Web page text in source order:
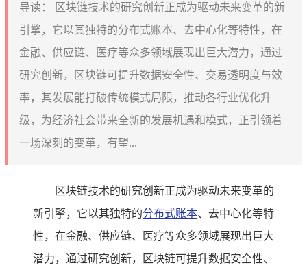
导读：
区块链技术的研究创新正成为驱动未来变革的新
引擎，它以其独特的分布式账本、去中心化等特性，在
金融、供应链、医疗等众多领域展现出巨大潜力，通过
研究创新，区块链可提升数据安全性、交易透明度与效
率，其发展能打破传统模式局限，推动各行业优化升
级，为经济社会带来全新的发展机遇和模式，正引领着
一场深刻的变革，有望...
区块链技术的研究创新正成为驱动未来变革的
新引擎，它以其独特的分布式账本、去中心化等特
性，在金融、供应链、医疗等众多领域展现出巨大
潜力，通过研究创新，区块链可提升数据安全性、